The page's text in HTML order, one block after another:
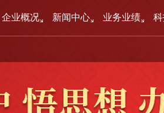
企业概况 新闻中心 业务业绩